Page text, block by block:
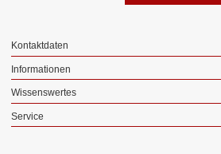
Kontaktdaten
Informationen
Wissenswertes
Service